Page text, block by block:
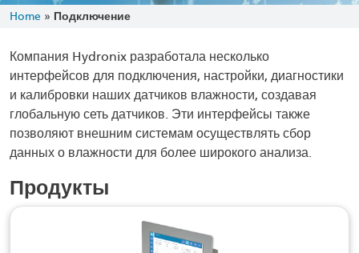
Home » Подключение
Компания Hydronix разработала несколько
интерфейсов для подключения, настройки, диагностики
и калибровки наших датчиков влажности, создавая
глобальную сеть датчиков. Эти интерфейсы также
позволяют внешним системам осуществлять сбор
данных о влажности для более широкого анализа.
Продукты